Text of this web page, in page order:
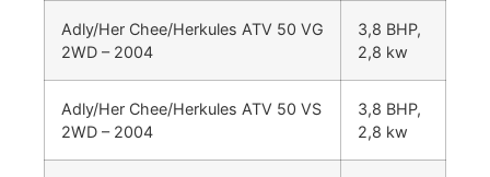
Adly/Her Chee/Herkules ATV 50 VG
2WD – 2004
3,8 BHP,
2,8 kw
Adly/Her Chee/Herkules ATV 50 VS
2WD – 2004
3,8 BHP,
2,8 kw